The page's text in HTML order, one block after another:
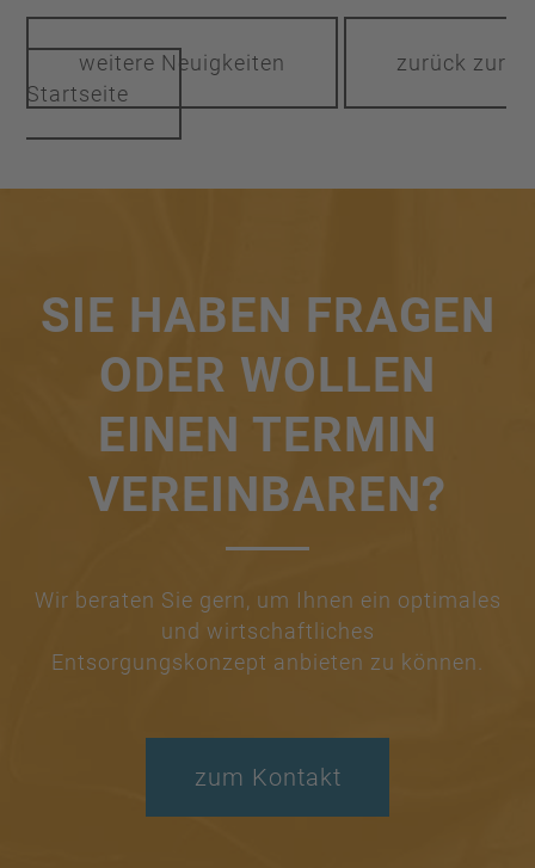
weitere Neuigkeiten
zurück zur
Startseite
SIE HABEN FRAGEN
ODER WOLLEN
EINEN TERMIN
VEREINBAREN?
Wir beraten Sie gern, um Ihnen ein optimales
und wirtschaftliches
Entsorgungskonzept anbieten zu können.
zum Kontakt